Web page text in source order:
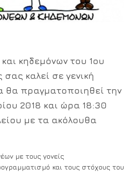
κηδεμόνων του 1ου
σας καλεί σε γενική
θα πραγματοποιηθεί την
2018 και ώρα 18:30
με τα ακόλουθα
με τους γονείς
και τους στόχους του